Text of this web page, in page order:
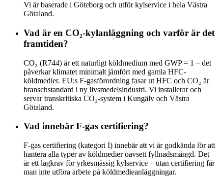
Vi är baserade i Göteborg och utför kylservice i hela Västra
Götaland.
Vad är en CO₂-kylanläggning och varför är det
framtiden?
CO₂ (R744) är ett naturligt köldmedium med GWP = 1 – det
påverkar klimatet minimalt jämfört med gamla HFC-
köldmedier. EU:s F-gasförordning fasar ut HFC och CO₂ är
branschstandard i ny livsmedelsindustri. Vi installerar och
servar transkritiska CO₂-system i Kungälv och Västra
Götaland.
Vad innebär F-gas certifiering?
F-gas certifiering (kategori I) innebär att vi är godkända för att
hantera alla typer av köldmedier oavsett fyllnadsmängd. Det
är ett lagkrav för yrkesmässig kylservice – utan certifiering får
man inte utföra arbete på köldmedieanläggningar.